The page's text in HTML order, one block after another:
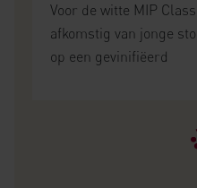
Voor de witte MIP
afkomstig van jonge
op een gevinifiëerd